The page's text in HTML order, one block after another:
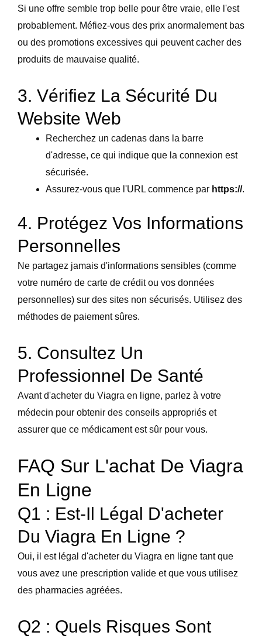
Si une offre semble trop belle pour être vraie, elle l'est
probablement. Méfiez-vous des prix anormalement bas
ou des promotions excessives qui peuvent cacher des
produits de mauvaise qualité.
3. Vérifiez La Sécurité Du
Website Web
Recherchez un cadenas dans la barre
d'adresse, ce qui indique que la connexion est
sécurisée.
Assurez-vous que l'URL commence par https://.
4. Protégez Vos Informations
Personnelles
Ne partagez jamais d'informations sensibles (comme
votre numéro de carte de crédit ou vos données
personnelles) sur des sites non sécurisés. Utilisez des
méthodes de paiement sûres.
5. Consultez Un
Professionnel De Santé
Avant d'acheter du Viagra en ligne, parlez à votre
médecin pour obtenir des conseils appropriés et
assurer que ce médicament est sûr pour vous.
FAQ Sur L'achat De Viagra
En Ligne
Q1 : Est-Il Légal D'acheter
Du Viagra En Ligne ?
Oui, il est légal d'acheter du Viagra en ligne tant que
vous avez une prescription valide et que vous utilisez
des pharmacies agréées.
Q2 : Quels Risques Sont